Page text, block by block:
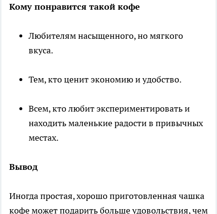
Кому понравится такой кофе
Любителям насыщенного, но мягкого
вкуса.
Тем, кто ценит экономию и удобство.
Всем, кто любит экспериментировать и
находить маленькие радости в привычных
местах.
Вывод
Иногда простая, хорошо приготовленная чашка
кофе может подарить больше удовольствия, чем